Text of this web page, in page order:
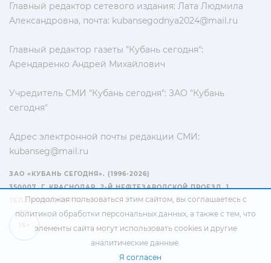
Главный редактор сетевого издания: Лата Людмила
Александровна, почта: kubansegodnya2024@mail.ru
Главный редактор газеты "Кубань сегодня":
Арендаренко Андрей Михайлович
Учредитель СМИ "Кубань сегодня": ЗАО "Кубань
сегодня"
Адрес электронной почты редакции СМИ:
kubanseg@mail.ru
ЗАО «КУБАНЬ СЕГОДНЯ». (1996-2026)
350007, Г. КРАСНОДАР, 2-Й НЕФТЕЗАВОДСКОЙ ПРОЕЗД, 1
ТЕЛ.: +7(861) 267-15-15
Продолжая пользоваться этим сайтом, вы соглашаетесь с
политикой обработки персональных данных, а также с тем, что
элементы сайта могут использовать cookies и другие
аналитические данные.
Я согласен